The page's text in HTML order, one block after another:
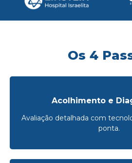
Os 4
Acolhimento e
Avaliação detalhada com
ponta.